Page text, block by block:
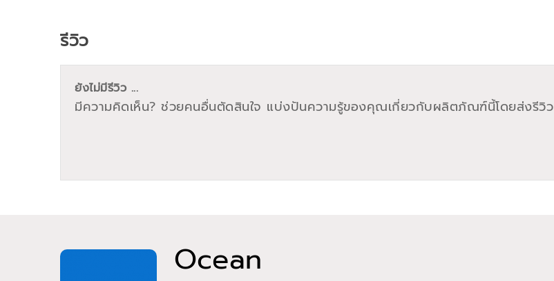
Ocean
รีวิว
ยังไม่มีรีวิว ...
มีความคิดเห็น? ช่วยคนอื่นตัดสินใจ แบ่งปันความรู้ของคุณเกี่ยวกับผลิตภัณฑ์นี้โดยส่งรีวิว